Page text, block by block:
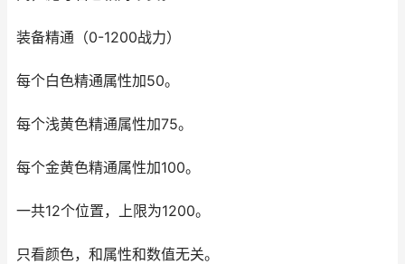
装备精通（0-1200战力）
每个白色精通属性加50。
每个浅黄色精通属性加75。
每个金黄色精通属性加100。
一共12个位置，上限为1200。
只看颜色，和属性和数值无关。